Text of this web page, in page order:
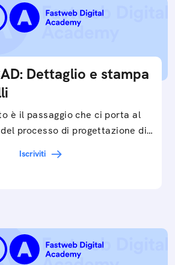
Dettaglio e stampa
è il passaggio che ci porta al
processo di progettazione di
Iscriviti